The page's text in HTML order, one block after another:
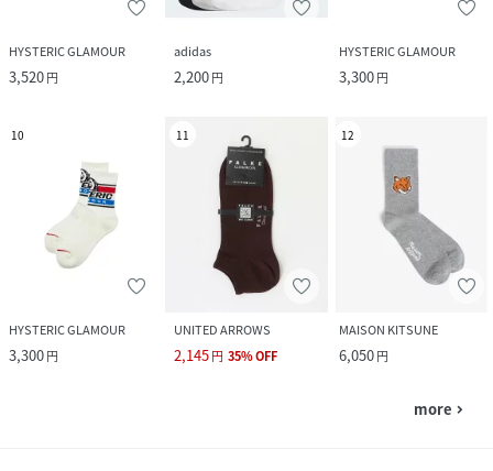
HYSTERIC GLAMOUR
3,520円
adidas
2,200円
HYSTERIC GLAMOUR
3,300円
10
HYSTERIC GLAMOUR
3,300円
11
UNITED ARROWS
2,145円 35%OFF
12
MAISON KITSUNE
6,050円
more navigate_next